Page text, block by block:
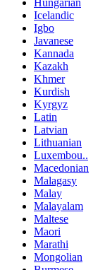
Hungarian
Icelandic
Igbo
Javanese
Kannada
Kazakh
Khmer
Kurdish
Kyrgyz
Latin
Latvian
Lithuanian
Luxembou..
Macedonian
Malagasy
Malay
Malayalam
Maltese
Maori
Marathi
Mongolian